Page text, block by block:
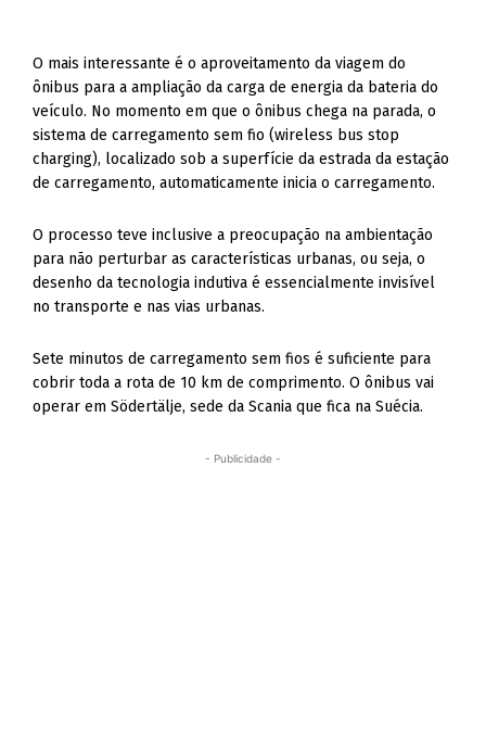
O mais interessante é o aproveitamento da viagem do
ônibus para a ampliação da carga de energia da bateria do
veículo. No momento em que o ônibus chega na parada, o
sistema de carregamento sem fio (wireless bus stop
charging), localizado sob a superfície da estrada da estação
de carregamento, automaticamente inicia o carregamento.
O processo teve inclusive a preocupação na ambientação
para não perturbar as características urbanas, ou seja, o
desenho da tecnologia indutiva é essencialmente invisível
no transporte e nas vias urbanas.
Sete minutos de carregamento sem fios é suficiente para
cobrir toda a rota de 10 km de comprimento. O ônibus vai
operar em Södertälje, sede da Scania que fica na Suécia.
- Publicidade -